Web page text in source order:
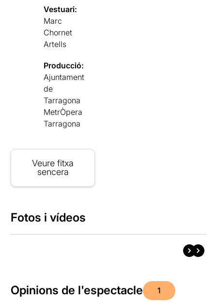
Vestuari:
Marc
Chornet
Artells
Producció:
Ajuntament
de
Tarragona
MetrÒpera
Tarragona
Veure fitxa
sencera
Fotos i vídeos
Opinions de l'espectacle 1